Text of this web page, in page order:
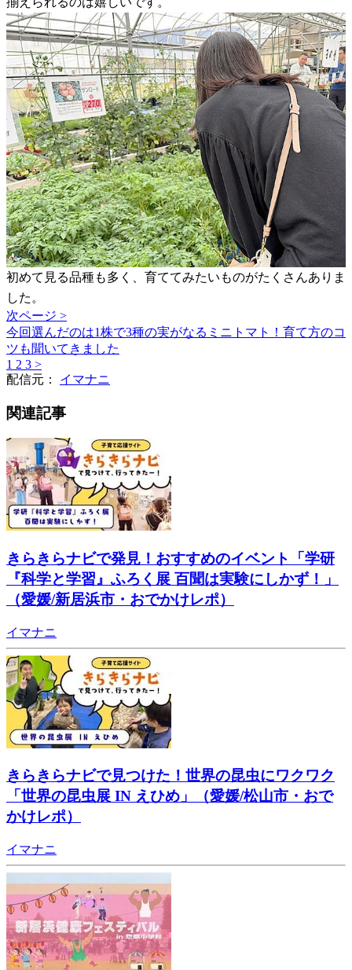
初めて見る品種も多く、育ててみたいものがたくさんありま
した。
次ページ >
今回選んだのは1株で3種の実がなるミニトマト！育て方のコ
ツも聞いてきました
1 2 3 >
配信元： イマナニ
関連記事
きらきらナビで発見！おすすめのイベント「学研
『科学と学習』ふろく展 百聞は実験にしかず！」
（愛媛/新居浜市・おでかけレポ）
イマナニ
きらきらナビで見つけた！世界の昆虫にワクワク
「世界の昆虫展 IN えひめ」（愛媛/松山市・おで
かけレポ）
イマナニ